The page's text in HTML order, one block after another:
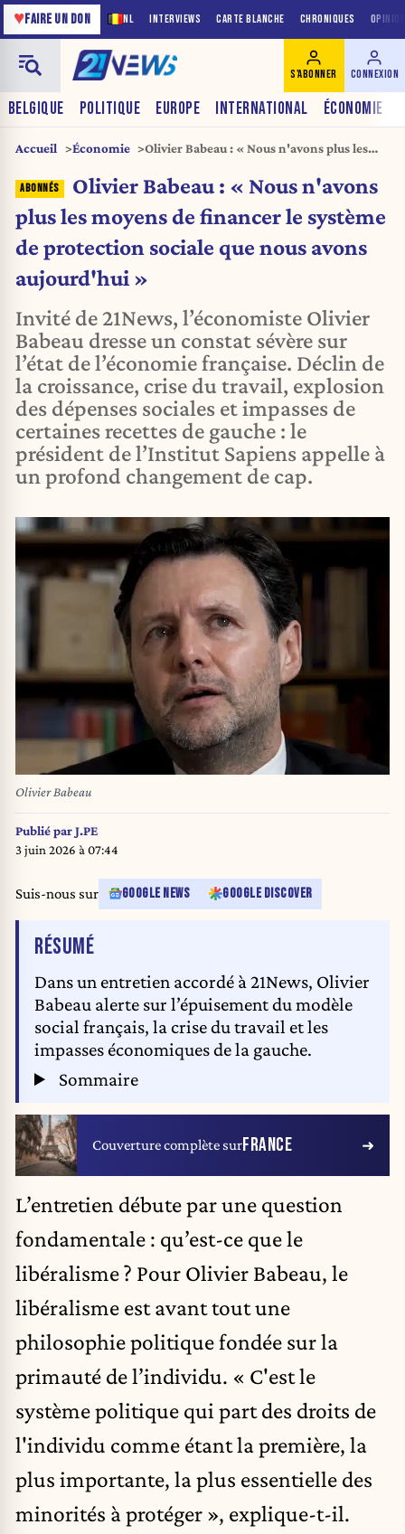
NL INTERVIEWS CARTE BLANCHE CHRONIQUES
♥FAIRE UN DON
BELGIQUE POLITIQUE EUROPE INTERNATIONAL ÉCONOMIE
S'ABONNER CONNEXION
Accueil Économie
Olivier Babeau : « Nous n'avons plus les
protection sociale que nous avons
aujourd'hui »
Olivier Babeau : « Nous n'avons
plus les moyens de financer le système
de protection sociale que nous avons
aujourd'hui »
Invité de 21News, l’économiste Olivier
Babeau dresse un constat sévère sur
l’état de l’économie française. Déclin de
la croissance, crise du travail, explosion
des dépenses sociales et impasses de
certaines recettes de gauche : le
président de l’Institut Sapiens appelle à
un profond changement de cap.
Olivier Babeau
Publié parJ.PE
3 juin 2026 à 07:44
Suis-nous sur GOOGLE NEWS GOOGLE DISCOVER
RÉSUMÉDE L'ARTICLE
Dans un entretien accordé à 21News, Olivier
Babeau alerte sur l’épuisement du modèle
social français, la crise du travail et les
impasses économiques de la gauche.
Sommaire
Couverture complète surFRANCE
L’entretien débute par une question
fondamentale : qu’est-ce que le
libéralisme? Pour Olivier Babeau, le
libéralisme est avant tout une
philosophie politique fondée sur la
primauté de l’individu. « C'est le
système politique qui part des droits de
l'individu comme étant la première, la
plus importante, la plus essentielle des
minorités à protéger », explique-t-il.